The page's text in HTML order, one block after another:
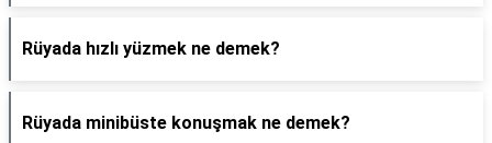
Rüyada hızlı yüzmek ne demek?
Rüyada minibüste konuşmak ne demek?